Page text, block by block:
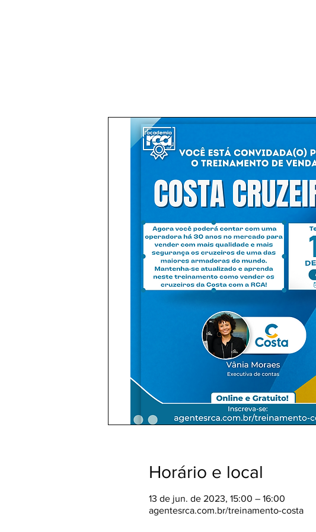
Horário e local
13 de jun. de 2023, 15:00 – 16:00
agentesrca.com.br/treinamento-costa